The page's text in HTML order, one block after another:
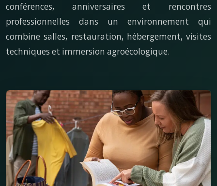
conférences, anniversaires et rencontres
professionnelles dans un environnement qui
combine salles, restauration, hébergement, visites
techniques et immersion agroécologique.